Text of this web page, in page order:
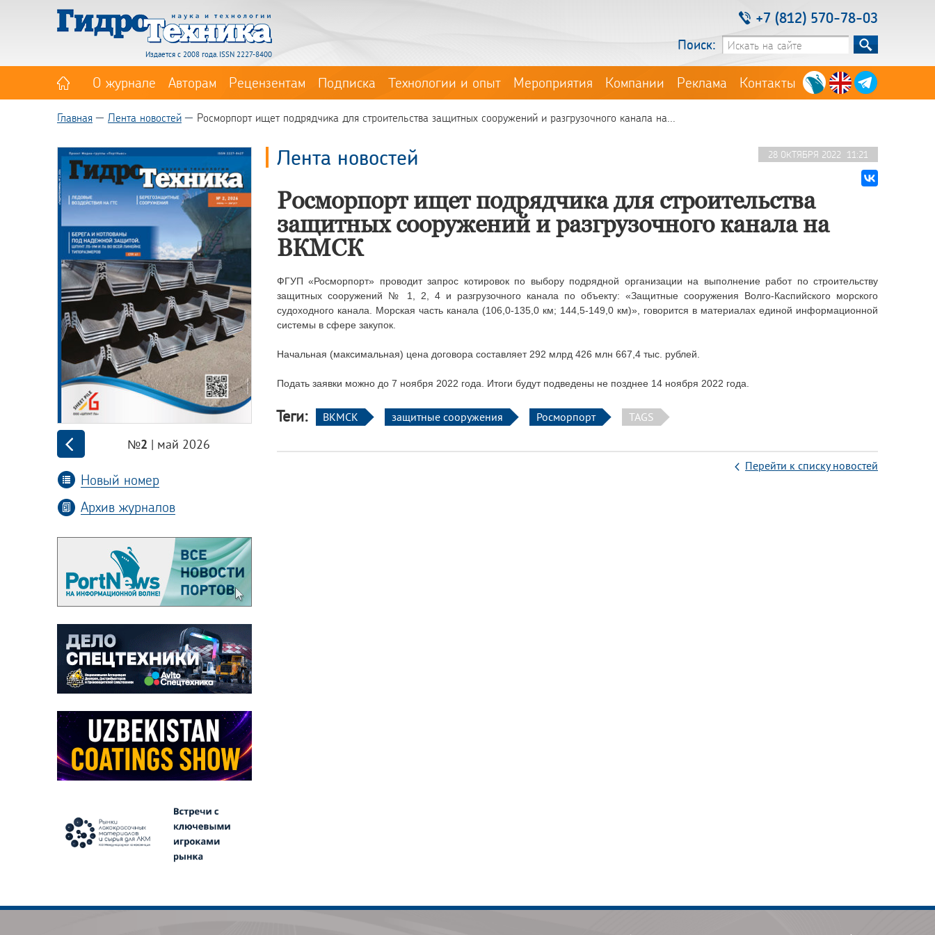
Издается с 2008 года. ISSN 2227-8400
+7 (812) 570-78-03
Поиск:
О журнале Авторам Рецензентам Подписка Технологии и опыт Мероприятия Компании Реклама Контакты
Главная Лента новостей Росморпорт ищет подрядчика для строительства защитных сооружений и разгрузочного канала на...
№2 | май 2026
Новый номер
Архив журналов
28 ОКТЯБРЯ 2022 11:21
Лента новостей
Росморпорт ищет подрядчика для строительства
защитных сооружений и разгрузочного канала на
ВКМСК
ФГУП «Росморпорт» проводит запрос котировок по выбору подрядной организации на выполнение работ по строительству
защитных сооружений № 1, 2, 4 и разгрузочного канала по объекту: «Защитные сооружения Волго-Каспийского морского
судоходного канала. Морская часть канала (106,0-135,0 км; 144,5-149,0 км)», говорится в материалах единой информационной
системы в сфере закупок.
Начальная (максимальная) цена договора составляет 292 млрд 426 млн 667,4 тыс. рублей.
Подать заявки можно до 7 ноября 2022 года. Итоги будут подведены не позднее 14 ноября 2022 года.
Теги: ВКМСК защитные сооружения Росморпорт TAGS
Перейти к списку новостей